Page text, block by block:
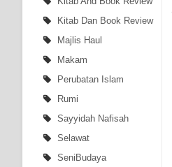
Kitab Dan Book Review
Majlis Haul
Makam
Perubatan Islam
Rumi
Sayyidah Nafisah
Selawat
SeniBudaya